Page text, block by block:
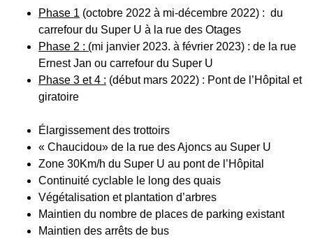
Phase 1 (octobre 2022 à mi-décembre 2022) : du
carrefour du Super U à la rue des Otages
Phase 2 : (mi janvier 2023. à février 2023) : de la rue
Ernest Jan ou carrefour du Super U
Phase 3 et 4 : (début mars 2022) : Pont de l’Hôpital et
giratoire
Élargissement des trottoirs
« Chaucidou» de la rue des Ajoncs au Super U
Zone 30Km/h du Super U au pont de l’Hôpital
Continuité cyclable le long des quais
Végétalisation et plantation d’arbres
Maintien du nombre de places de parking existant
Maintien des arrêts de bus